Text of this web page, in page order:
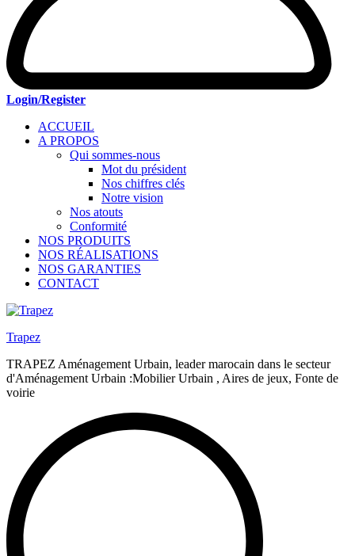
Login/Register
ACCUEIL
A PROPOS
Qui sommes-nous
Mot du président
Nos chiffres clés
Notre vision
Nos atouts
Conformité
NOS PRODUITS
NOS RÉALISATIONS
NOS GARANTIES
CONTACT
Trapez
TRAPEZ Aménagement Urbain, leader marocain dans le secteur
d'Aménagement Urbain :Mobilier Urbain , Aires de jeux, Fonte de
voirie